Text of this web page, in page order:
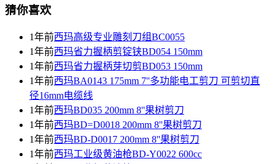
猜你喜欢
1年前西玛高级专业雕刻刀组BC0055
1年前西玛省力握柄剪锭铗BD054 150mm
1年前西玛省力握柄芽切剪BD053 150mm
1年前西玛BA0143 175mm 7''多功能电工剪刀 可剪切直
径16mm电缆线
1年前西玛BD035 200mm 8''果树剪刀
1年前西玛BD=D0018 200mm 8''果树剪刀
1年前西玛BD-D0017 200mm 8''果树剪刀
1年前西玛工业级黄油枪BD-Y0022 600cc